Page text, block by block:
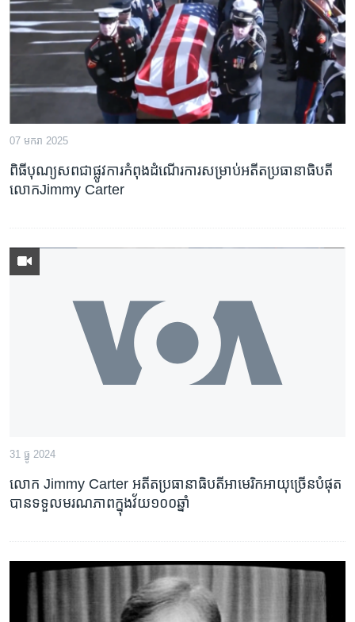
07 មករា 2025
ពិធី​បុណ្យ​សព​ជា​ផ្លូវការ​កំពុង​ដំណើរ​ការ​សម្រាប់​អតីត​ប្រធានាធិបតី​
លោក​Jimmy Carter
31 ធ្នូ 2024
លោក​ Jimmy Carter​ អតីត​ប្រធានាធិបតី​អាមេរិក​អាយុ​ច្រើន​បំផុត​
បាន​ទទួល​មរណ​ភាព​ក្នុង​វ័យ​១០០​ឆ្នាំ